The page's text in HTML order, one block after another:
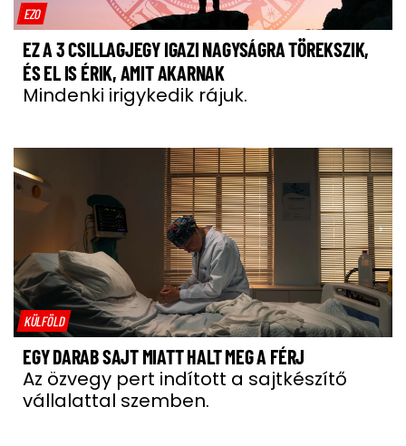
EZO
EZ A 3 CSILLAGJEGY IGAZI NAGYSÁGRA TÖREKSZIK,
ÉS EL IS ÉRIK, AMIT AKARNAK
Mindenki irigykedik rájuk.
KÜLFÖLD
EGY DARAB SAJT MIATT HALT MEG A FÉRJ
Az özvegy pert indított a sajtkészítő
vállalattal szemben.